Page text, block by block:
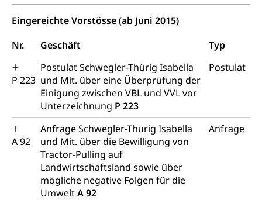
Eingereichte Vorstösse (ab Juni 2015)
Nr.
Geschäft Typ
P 223
Postulat Schwegler-Thürig Isabella
und Mit. über eine Überprüfung der
Einigung zwischen VBL und VVL vor
Unterzeichnung P 223
Postulat
A 92
Anfrage Schwegler-Thürig Isabella
und Mit. über die Bewilligung von
Tractor-Pulling auf
Landwirtschaftsland sowie über
mögliche negative Folgen für die
UmweltA 92
Anfrage
kulturelles Angebot, Kulturerbe, kulturelles Erbe,
Förderung, Kulturausschreibungen, Kulturpreis,
Bildende Kunst, Angewandte Kunst, Theater/Tanz,
Musik, Entwicklung, Programmbeiträge,
Filmförderung, Regionale Förderfonds,
Werkankäufe, Kunstankäufe, Kunst und Bau, Schule
und Kultur, Kulturgesuche, Kulturvermittlung
Kulturförderung und Vermittlung
Angebote für Schulklassen
Zentralschweizer Filmförderung
Mobilität
Schiene und öffentlicher Verkehr